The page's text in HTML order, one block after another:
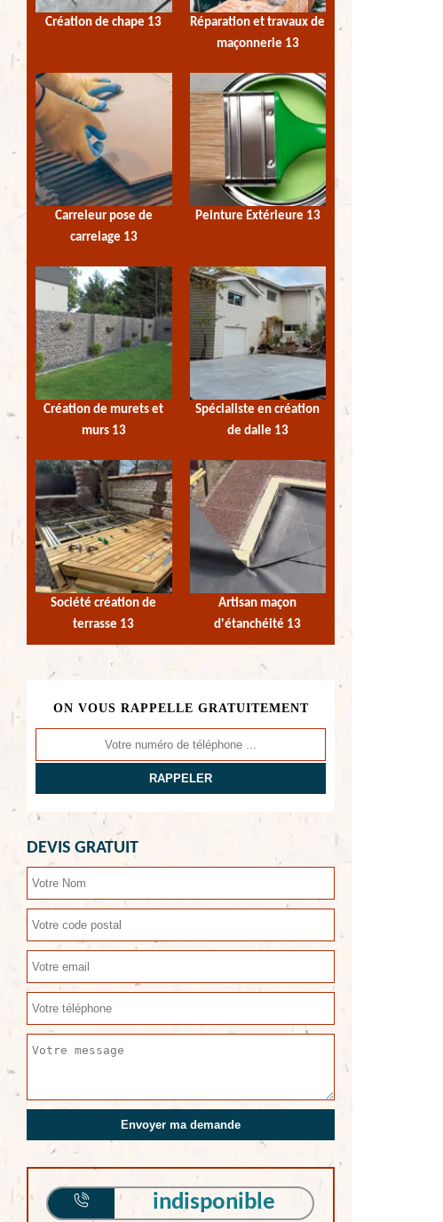
Création de chape 13
Réparation et travaux de
maçonnerie 13
Carreleur pose de
carrelage 13
Peinture Extérieure 13
Création de murets et
murs 13
Spécialiste en création
de dalle 13
Société création de
terrasse 13
Artisan maçon
d'étanchéité 13
ON VOUS RAPPELLE GRATUITEMENT
DEVIS GRATUIT
indisponible